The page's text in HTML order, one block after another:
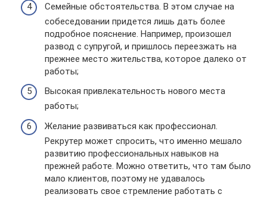
Семейные обстоятельства. В этом случае на
собеседовании придется лишь дать более
подробное пояснение. Например, произошел
развод с супругой, и пришлось переезжать на
прежнее место жительства, которое далеко от
работы;
Высокая привлекательность нового места
работы;
Желание развиваться как профессионал.
Рекрутер может спросить, что именно мешало
развитию профессиональных навыков на
прежней работе. Можно ответить, что там было
мало клиентов, поэтому не удавалось
реализовать свое стремление работать с